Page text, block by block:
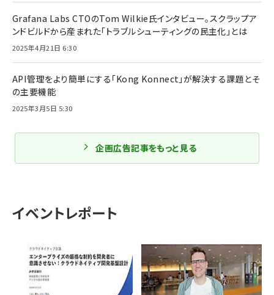
イベントレポート
Grafana Labs CTOのTom Wilkie氏インタビュー。スクラップア
ンドビルドから産まれた「トラブルシューティングの民主化」とは
2025年4月21日 6:30
API管理をより簡単にする「Kong Konnect」が解決する課題とそ
の主要機能
2025年3月5日 5:30
企画広告記事をもっと見る